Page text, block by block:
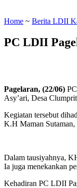
Home ~ Berita LDII
PC LDII
Pagelaran, (22/06) PC
Asy’ari, Desa
Kegiatan tersebut
K.H Maman Sutaman,
Dalam tausiyahnya,
Ia juga menekankan
Kehadiran PC LDII